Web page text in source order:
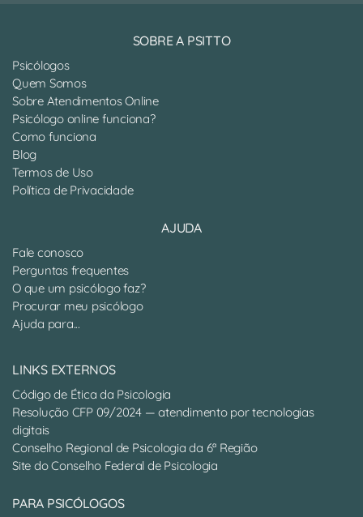
SOBRE A PSITTO
Psicólogos
Quem Somos
Sobre Atendimentos Online
Psicólogo online funciona?
Como funciona
Blog
Termos de Uso
Política de Privacidade
AJUDA
Fale conosco
Perguntas frequentes
O que um psicólogo faz?
Procurar meu psicólogo
Ajuda para...
LINKS EXTERNOS
Código de Ética da Psicologia
Resolução CFP 09/2024 — atendimento por tecnologias
digitais
Conselho Regional de Psicologia da 6ª Região
Site do Conselho Federal de Psicologia
PARA PSICÓLOGOS